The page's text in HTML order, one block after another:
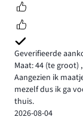
Geverifieerde
Maat: 44 (te groot) ,
Aangezien ik
mezelf dus ik ga
thuis.
2026-08-04